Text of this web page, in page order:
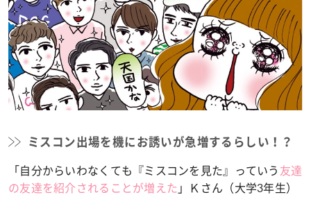
ミスコン出場を機にお誘いが急増するらしい！？
「自分からいわなくても『ミスコンを見た』っていう 友達
の友達を紹介されることが増えた」Ｋさん（大学3年生）